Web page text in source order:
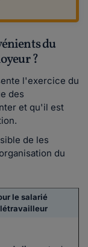
du
?
l'exercice du
des
et qu'il est
de les
du
le salarié